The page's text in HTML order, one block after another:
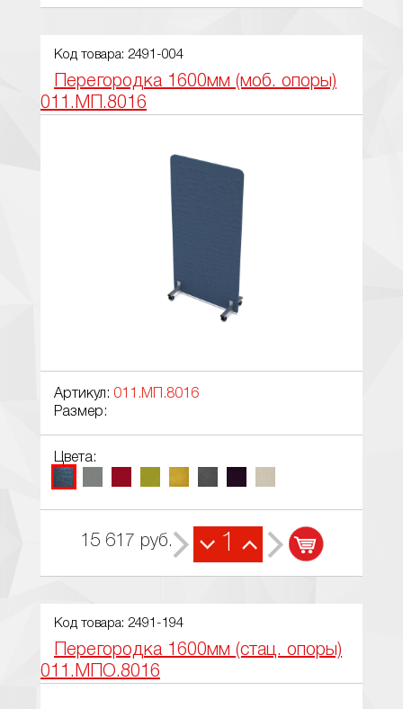
Код товара: 2491-004
Перегородка 1600мм (моб. опоры)
011.МП.8016
Артикул: 011.МП.8016
Размер:
Цвета:
15 617 руб. 1
Код товара: 2491-194
Перегородка 1600мм (стац. опоры)
011.МПО.8016